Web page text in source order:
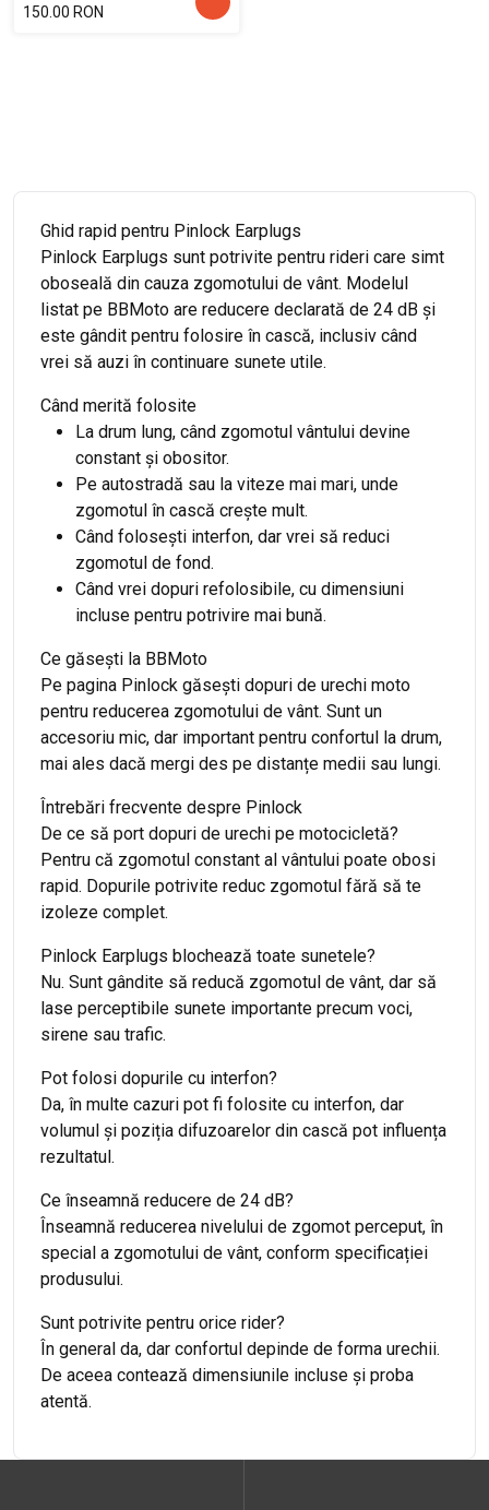
150.00 RON
Ghid rapid pentru Pinlock Earplugs
Pinlock Earplugs sunt potrivite pentru rideri care simt
oboseală din cauza zgomotului de vânt. Modelul
listat pe BBMoto are reducere declarată de 24 dB și
este gândit pentru folosire în cască, inclusiv când
vrei să auzi în continuare sunete utile.
Când merită folosite
La drum lung, când zgomotul vântului devine
constant și obositor.
Pe autostradă sau la viteze mai mari, unde
zgomotul în cască crește mult.
Când folosești interfon, dar vrei să reduci
zgomotul de fond.
Când vrei dopuri refolosibile, cu dimensiuni
incluse pentru potrivire mai bună.
Ce găsești la BBMoto
Pe pagina Pinlock găsești dopuri de urechi moto
pentru reducerea zgomotului de vânt. Sunt un
accesoriu mic, dar important pentru confortul la drum,
mai ales dacă mergi des pe distanțe medii sau lungi.
Întrebări frecvente despre Pinlock
De ce să port dopuri de urechi pe motocicletă?
Pentru că zgomotul constant al vântului poate obosi
rapid. Dopurile potrivite reduc zgomotul fără să te
izoleze complet.
Pinlock Earplugs blochează toate sunetele?
Nu. Sunt gândite să reducă zgomotul de vânt, dar să
lase perceptibile sunete importante precum voci,
sirene sau trafic.
Pot folosi dopurile cu interfon?
Da, în multe cazuri pot fi folosite cu interfon, dar
volumul și poziția difuzoarelor din cască pot influența
rezultatul.
Ce înseamnă reducere de 24 dB?
Înseamnă reducerea nivelului de zgomot perceput, în
special a zgomotului de vânt, conform specificației
produsului.
Sunt potrivite pentru orice rider?
În general da, dar confortul depinde de forma urechii.
De aceea contează dimensiunile incluse și proba
atentă.